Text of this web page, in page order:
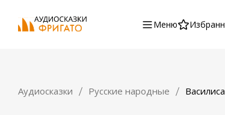
Меню
Аудиосказки Русские народные